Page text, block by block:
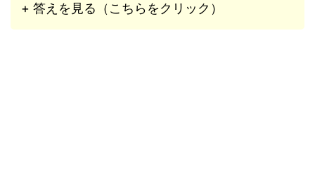
+ 答えを見る（こちらをクリック）